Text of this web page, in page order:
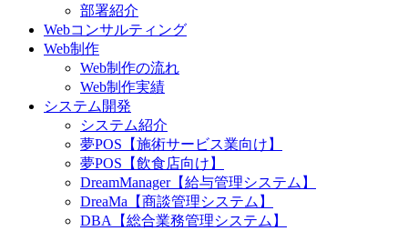
部署紹介
Webコンサルティング
Web制作
Web制作の流れ
Web制作実績
システム開発
システム紹介
夢POS【施術サービス業向け】
夢POS【飲食店向け】
DreamManager【給与管理システム】
DreaMa【商談管理システム】
DBA【総合業務管理システム】